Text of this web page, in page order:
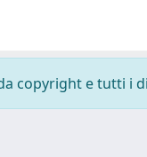
copyright e tutti i